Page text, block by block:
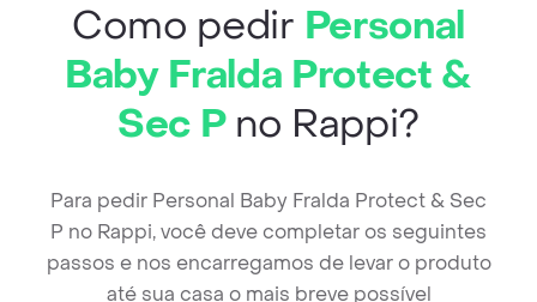
Como pedir Personal
Baby Fralda Protect &
Sec Pno Rappi?
Para pedir Personal Baby Fralda Protect & Sec
P no Rappi, você deve completar os seguintes
passos e nos encarregamos de levar o produto
até sua casa o mais breve possível